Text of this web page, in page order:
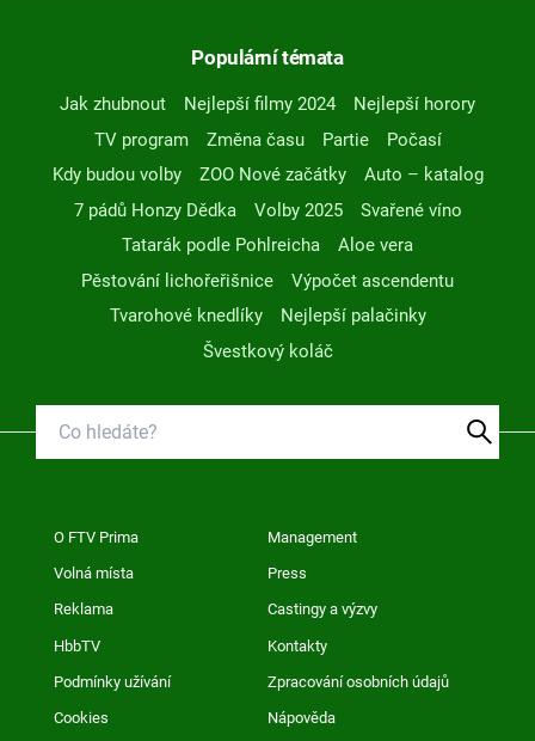
Populární témata
Jak zhubnout Nejlepší filmy 2024
Nejlepší horory
TV program
Změna času Partie
Počasí
Kdy budou volby
ZOO Nové začátky
Auto – katalog
7 pádů Honzy Dědka
Volby 2025
Svařené víno
Tatarák podle Pohlreicha
Aloe vera
Pěstování lichořeřišnice
Výpočet ascendentu
Tvarohové knedlíky
Nejlepší palačinky
Švestkový koláč
O FTV Prima Management
Volná místa Press
Reklama Castingy a výzvy
HbbTV Kontakty
Podmínky užívání Zpracování osobních údajů
Cookies Nápověda